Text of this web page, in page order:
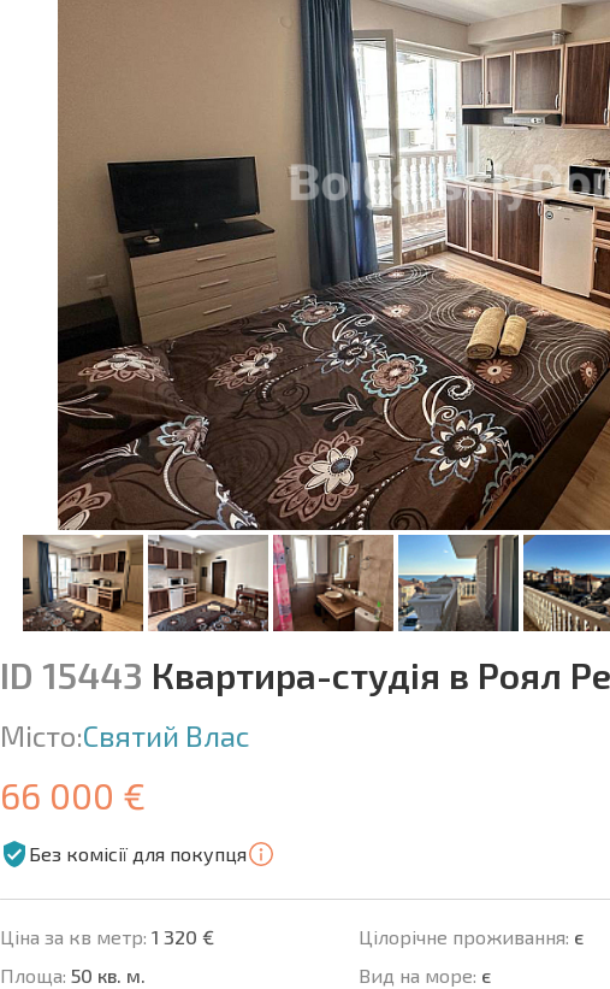
ID 15443 Квартира-студія в Роял
Місто:Святий Влас
66 000 €
Без комісії для покупця
Ціна за кв метр: 1 320 €
Площа: 50 кв. м.
Цілорічне проживання: є
Вид на море: є